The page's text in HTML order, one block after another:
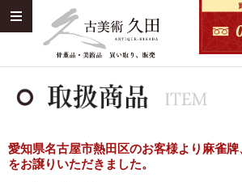
愛知県名古屋市熱田区のお客様より麻雀
をお譲りいただきました。